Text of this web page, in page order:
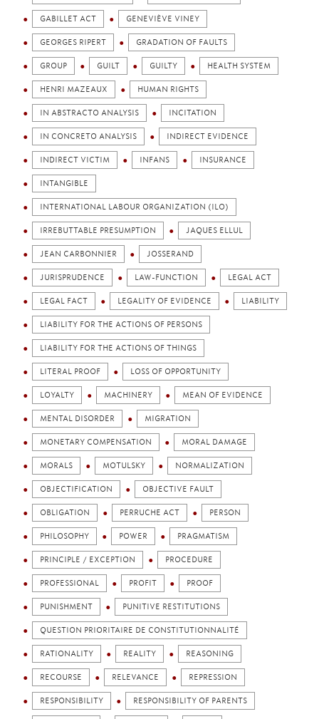
GABILLET ACT GENEVIÈVE VINEY
GEORGES RIPERT GRADATION OF FAULTS
GROUP GUILT GUILTY HEALTH SYSTEM
HENRI MAZEAUX HUMAN RIGHTS
IN ABSTRACTO ANALYSIS INCITATION
IN CONCRETO ANALYSIS INDIRECT EVIDENCE
INDIRECT VICTIM INFANS INSURANCE
INTANGIBLE
INTERNATIONAL LABOUR ORGANIZATION (ILO)
IRREBUTTABLE PRESUMPTION JAQUES ELLUL
JEAN CARBONNIER JOSSERAND
JURISPRUDENCE LAW-FUNCTION LEGAL ACT
LEGAL FACT LEGALITY OF EVIDENCE LIABILITY
LIABILITY FOR THE ACTIONS OF PERSONS
LIABILITY FOR THE ACTIONS OF THINGS
LITERAL PROOF LOSS OF OPPORTUNITY
LOYALTY MACHINERY MEAN OF EVIDENCE
MENTAL DISORDER MIGRATION
MONETARY COMPENSATION MORAL DAMAGE
MORALS MOTULSKY NORMALIZATION
OBJECTIFICATION OBJECTIVE FAULT
OBLIGATION PERRUCHE ACT PERSON
PHILOSOPHY POWER PRAGMATISM
PRINCIPLE / EXCEPTION PROCEDURE
PROFESSIONAL PROFIT PROOF
PUNISHMENT PUNITIVE RESTITUTIONS
QUESTION PRIORITAIRE DE CONSTITUTIONNALITÉ
RATIONALITY REALITY REASONING
RECOURSE RELEVANCE REPRESSION
RESPONSIBILITY RESPONSIBILITY OF PARENTS